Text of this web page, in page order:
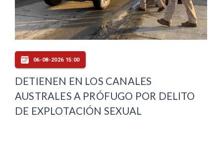
06-08-2026 15:00
DETIENEN EN LOS CANALES
AUSTRALES A PRÓFUGO POR DELITO
DE EXPLOTACIÓN SEXUAL